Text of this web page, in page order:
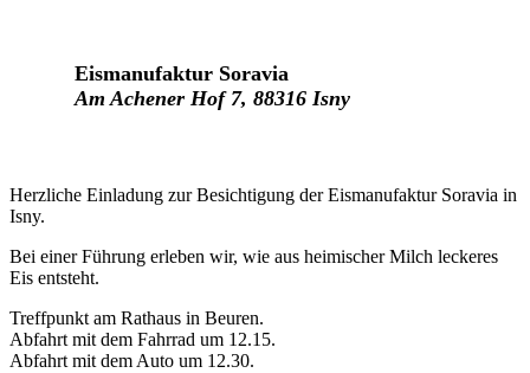
Eismanufaktur Soravia
Am Achener Hof 7, 88316 Isny
Herzliche Einladung zur Besichtigung der Eismanufaktur Soravia in
Isny.
Bei einer Führung erleben wir, wie aus heimischer Milch leckeres
Eis entsteht.
Treffpunkt am Rathaus in Beuren.
Abfahrt mit dem Fahrrad um 12.15.
Abfahrt mit dem Auto um 12.30.